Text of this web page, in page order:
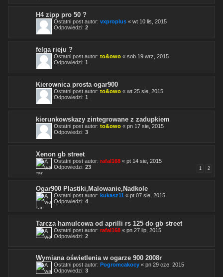
H4 zipp pro 50 ?
Ostatni post autor: vxproplus « wt 10 lis, 2015
Odpowiedzi: 2
felga rieju ?
Ostatni post autor: to&owo « sob 19 wrz, 2015
Odpowiedzi: 1
Kierownica prosta ogar900
Ostatni post autor: to&owo « wt 25 sie, 2015
Odpowiedzi: 1
kierunkowskazy zintegrowane z zadupkiem
Ostatni post autor: to&owo « pn 17 sie, 2015
Odpowiedzi: 3
Xenon gb street
Ostatni post autor: rafal168 « pt 14 sie, 2015
Odpowiedzi: 23 1 2
Ogar900 Plastiki,Malowanie,Nadkole
Ostatni post autor: kukasz11 « pt 07 sie, 2015
Odpowiedzi: 4
Tarcza hamulcowa od aprilli rs 125 do gb street
Ostatni post autor: rafal168 « pn 27 lip, 2015
Odpowiedzi: 2
Wymiana oświetlenia w ogarze 900 2008r
Ostatni post autor: Pogromcakocy « pn 29 cze, 2015
Odpowiedzi: 3